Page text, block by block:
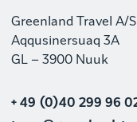
Greenland Travel A/S
Aqqusinersuaq 3A
GL – 3900 Nuuk
+ 49 (0)40 299 96